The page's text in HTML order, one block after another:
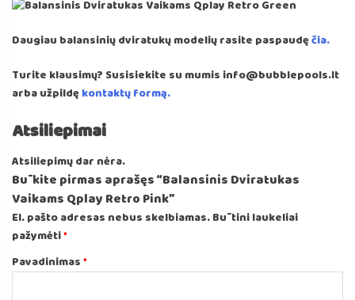
Daugiau balansinių dviratukų modelių rasite paspaudęčia.
Turite klausimų? Susisiekite su mumis info@bubblepools.lt
arba užpildękontaktų formą.
Atsiliepimai
Atsiliepimų dar nėra.
Būkite pirmas aprašęs “Balansinis Dviratukas
Vaikams Qplay Retro Pink”
El. pašto adresas nebus skelbiamas.Būtini laukeliai
pažymėti*
Pavadinimas*